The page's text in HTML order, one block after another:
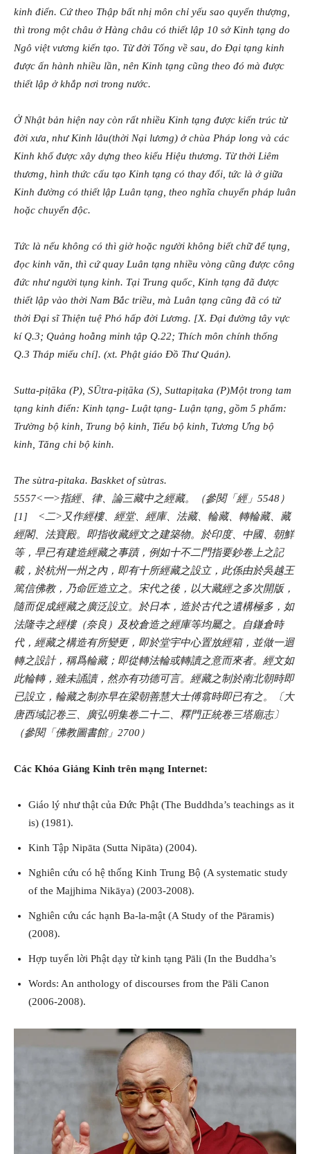
kinh điển. Cứ theo Thập bất nhị môn chỉ yếu sao quyển thượng,
thì trong một châu ở Hàng châu có thiết lập 10 sở Kinh tạng do
Ngô việt vương kiến tạo. Từ đời Tống về sau, do Đại tạng kinh
được ấn hành nhiều lần, nên Kinh tạng cũng theo đó mà được
thiết lập ở khắp nơi trong nước.
Ở Nhật bản hiện nay còn rất nhiều Kinh tạng được kiến trúc từ
đời xưa, như Kinh lâu(thời Nại lương) ở chùa Pháp long và các
Kinh khố được xây dựng theo kiểu Hiệu thương. Từ thời Liêm
thương, hình thức cấu tạo Kinh tạng có thay đổi, tức là ở giữa
Kinh đường có thiết lập Luân tạng, theo nghĩa chuyển pháp luân
hoặc chuyển độc.
Tức là nếu không có thì giờ hoặc người không biết chữ để tụng,
đọc kinh văn, thì cứ quay Luân tạng nhiều vòng cũng được công
đức như người tụng kinh. Tại Trung quốc, Kinh tạng đã được
thiết lập vào thời Nam Bắc triều, mà Luân tạng cũng đã có từ
thời Đại sĩ Thiện tuệ Phó hấp đời Lương. [X. Đại đường tây vực
kí Q.3; Quảng hoằng minh tập Q.22; Thích môn chính thống
Q.3 Tháp miếu chí]. (xt. Phật giáo Đồ Thư Quán).
Sutta-piṭāka (P), SŪtra-piṭāka (S), Suttapiṭaka (P)Một trong tam
tạng kinh điển: Kinh tạng- Luật tạng- Luận tạng, gồm 5 phẩm:
Trường bộ kinh, Trung bộ kinh, Tiểu bộ kinh, Tương Ưng bộ
kinh, Tăng chi bộ kinh.
The sùtra-pitaka. Baskket of sùtras.
5557<一>指經、律、論三藏中之經藏。（參閱「經」5548）
[1] <二>又作經樓、經堂、經庫、法藏、輪藏、轉輪藏、藏
經閣、法寶殿。即指收藏經文之建築物。於印度、中國、朝鮮
等，早已有建造經藏之事蹟，例如十不二門指要鈔卷上之記
載，於杭州一州之內，即有十所經藏之設立，此係由於吳越王
篤信佛教，乃命匠造立之。宋代之後，以大藏經之多次開版，
隨而促成經藏之廣泛設立。於日本，造於古代之遺構極多，如
法隆寺之經樓（奈良）及校倉造之經庫等均屬之。自鎌倉時
代，經藏之構造有所變更，即於堂宇中心置放經箱，並做一迴
轉之設計，稱爲輪藏；即從轉法輪或轉讀之意而來者。經文如
此輪轉，雖未誦讀，然亦有功德可言。經藏之制於南北朝時即
已設立，輪藏之制亦早在梁朝善慧大士傅翕時即已有之。〔大
唐西域記卷三、廣弘明集卷二十二、釋門正統卷三塔廟志〕
（參閱「佛教圖書館」2700）
Các Khóa Giảng Kinh trên mạng Internet:
Giáo lý như thật của Đức Phật (The Buddhda’s teachings as it
is) (1981).
Kinh Tập Nipāta (Sutta Nipāta) (2004).
Nghiên cứu có hệ thống Kinh Trung Bộ (A systematic study
of the Majjhima Nikāya) (2003-2008).
Nghiên cứu các hạnh Ba-la-mật (A Study of the Pāramis)
(2008).
Hợp tuyển lời Phật dạy từ kinh tạng Pāli (In the Buddha’s
Words: An anthology of discourses from the Pāli Canon
(2006-2008).